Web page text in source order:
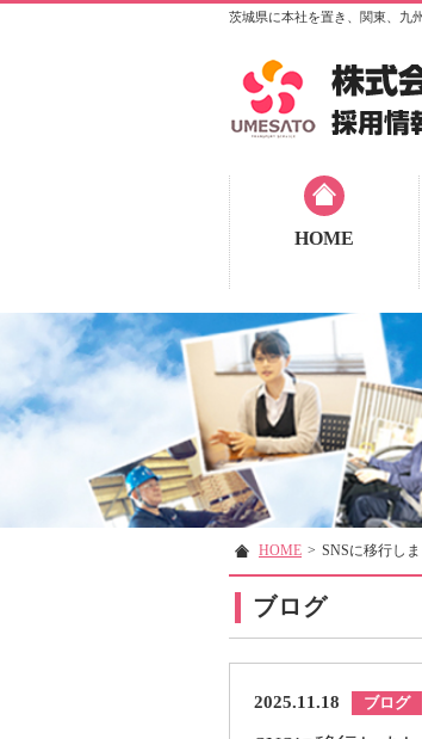
茨城県に本社を置き、関東、九
HOME
HOME > SNSに移行しま
ブログ
2025.11.18 ブログ